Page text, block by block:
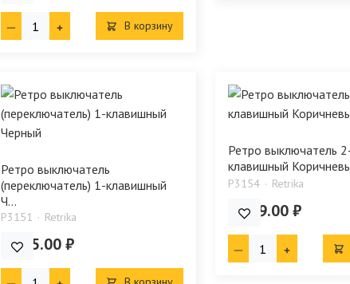
В корзину
Ретро выключатель
(переключатель) 1-клавишный
Ч...
P3151 Retrika
1 355.00 ₽
Ретро выключатель
клавишный
P3154 Retrika
1 449.00 ₽